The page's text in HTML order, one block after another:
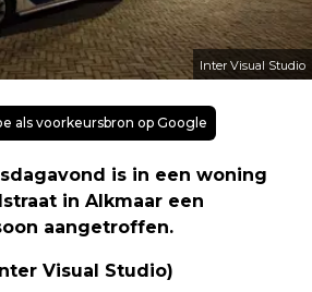
Inter Visual Studio
als voorkeursbron op Google
is in een woning
in Alkmaar een
aangetroffen.
Visual Studio)